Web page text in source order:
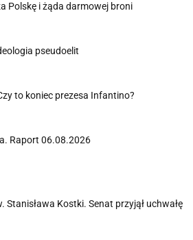
Polskę i żąda darmowej broni
pseudoelit
to koniec prezesa Infantino?
Raport 06.08.2026
Stanisława Kostki. Senat przyjął uchwałę